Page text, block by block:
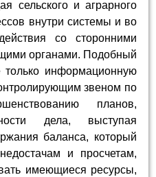
сельского и аграрного
внутри системы и во
со сторонними
органами. Подобный
только информационную
звеном по
планов,
дела, выступая
баланса, который
и просчетам,
имеющиеся ресурсы,